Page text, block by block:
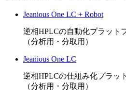
Jeanious One LC + Robot
逆相HPLCの自動化プラット
（分析用・分取用）
Jeanious One LC
逆相HPLCの仕組み化プラッ
（分析用・分取用）